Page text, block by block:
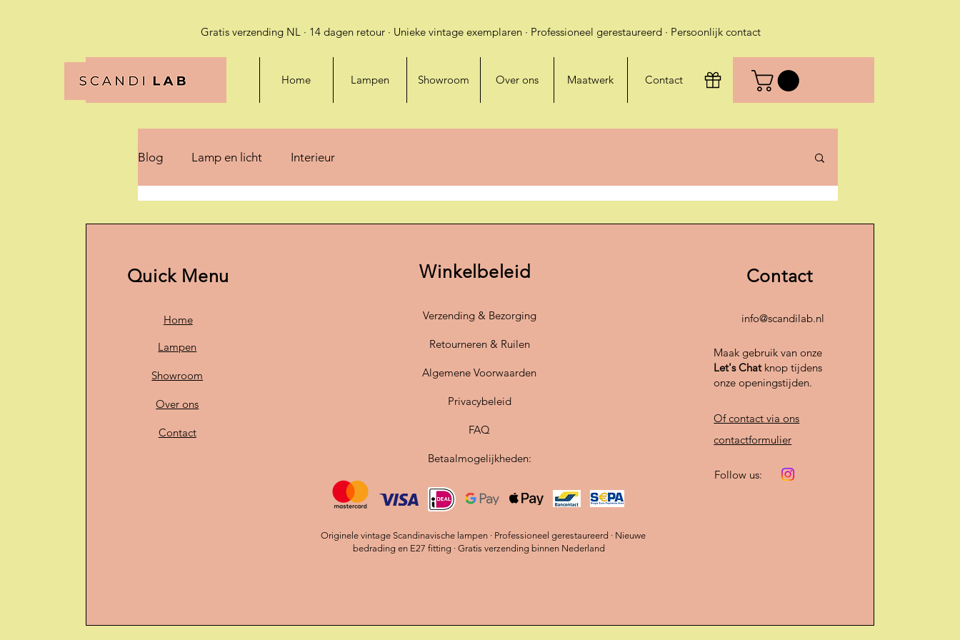
Gratis verzending NL · 14 dagen retour · Unieke vintage exemplaren · Professioneel gerestaureerd · Persoonlijk contact
Home Lampen Showroom Over ons Maatwerk Contact
Blog Lamp en licht Interieur
Quick Menu
Home
Lampen
Showroom
Over ons
Contact
Winkelbeleid
Verzending & Bezorging
Retourneren & Ruilen
Algemene Voorwaarden
Privacybeleid
FAQ
Betaalmogelijkheden:
Originele vintage Scandinavische lampen · Professioneel gerestaureerd · Nieuwe
bedrading en E27 fitting · Gratis verzending binnen Nederland
Contact
info@scandilab.nl
Maak gebruik van onze
Let's Chatknop tijdens
onze openingstijden.
Of contact viaons
contactformulier
Follow us: